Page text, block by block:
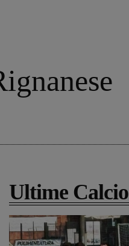
Ultime Calcio